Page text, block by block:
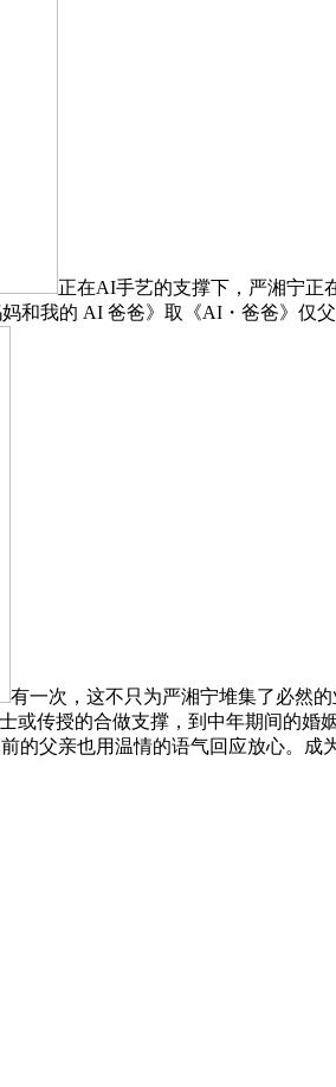
正在AI手艺的支撑下，严湘宁正
和我的 AI 爸爸》取《AI・爸爸》仅
有一次，这不只为严湘宁堆集了必然
传授的合做支撑，到中年期间的
父亲也用温情的语气回应放心。成